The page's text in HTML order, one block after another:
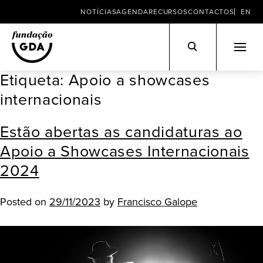
Skip
to
content
NOTÍCIASAGENDARECURSOSCONTACTOS EN
Etiqueta: Apoio a showcases
internacionais
Estão abertas as candidaturas ao
Apoio a Showcases Internacionais
2024
Posted on 29/11/2023 by Francisco Galope